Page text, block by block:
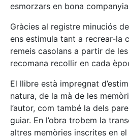
esmorzars en bona
Gràcies al registre minuciós
ens estimula tant a recrear-la
remeis casolans a partir de
recomana recollir en cada
El llibre està impregnat
natura, de la mà de les
l’autor, com també la dels
guiar. En l’obra trobem la
altres memòries inscrites en